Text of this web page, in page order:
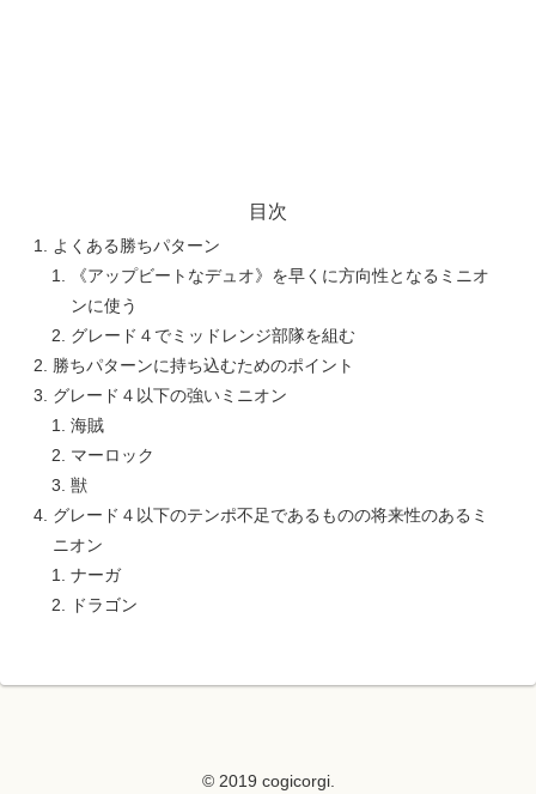
目次
よくある勝ちパターン
《アップビートなデュオ》を早くに方向性となるミニオ
ンに使う
グレード４でミッドレンジ部隊を組む
勝ちパターンに持ち込むためのポイント
グレード４以下の強いミニオン
海賊
マーロック
獣
グレード４以下のテンポ不足であるものの将来性のあるミ
ニオン
ナーガ
ドラゴン
© 2019 cogicorgi.